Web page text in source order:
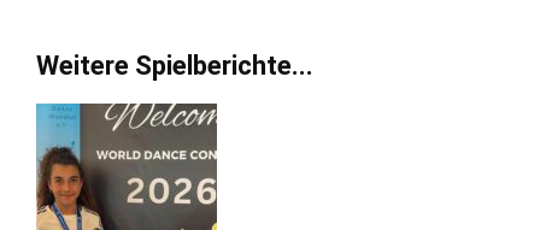
Weitere Spielberichte...